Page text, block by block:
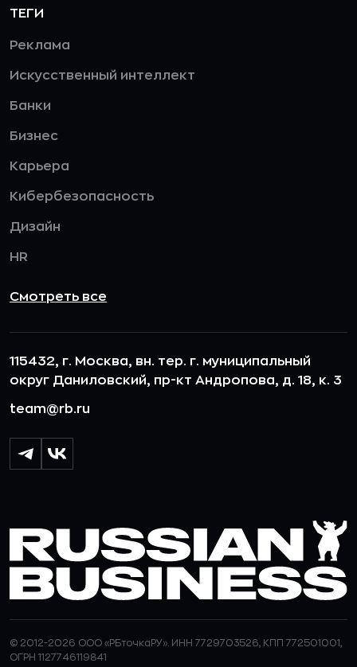
ТЕГИ
Реклама
Искусственный интеллект
Банки
Бизнес
Карьера
Кибербезопасность
Дизайн
HR
Смотреть все
115432, г. Москва, вн. тер. г. муниципальный
округ Даниловский, пр-кт Андропова, д. 18, к. 3
team@rb.ru
© 2012-2026 ООО «РБточкаРУ». ИНН 7729703526, КПП 772501001,
ОГРН 1127746119841